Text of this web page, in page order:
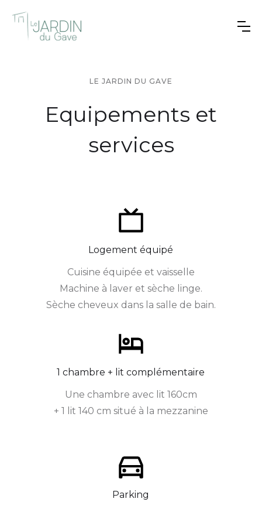
LE JARDIN DU GAVE
Equipements et
services
Logement équipé
Cuisine équipée et vaisselle
Machine à laver et sèche linge.
Sèche cheveux dans la salle de bain.
1 chambre + lit complémentaire
Une chambre avec lit 160cm
+ 1 lit 140 cm situé à la mezzanine
Parking